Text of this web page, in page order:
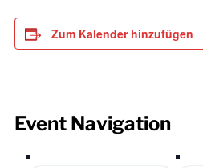
Zum Kalender hinzufügen
Event Navigation